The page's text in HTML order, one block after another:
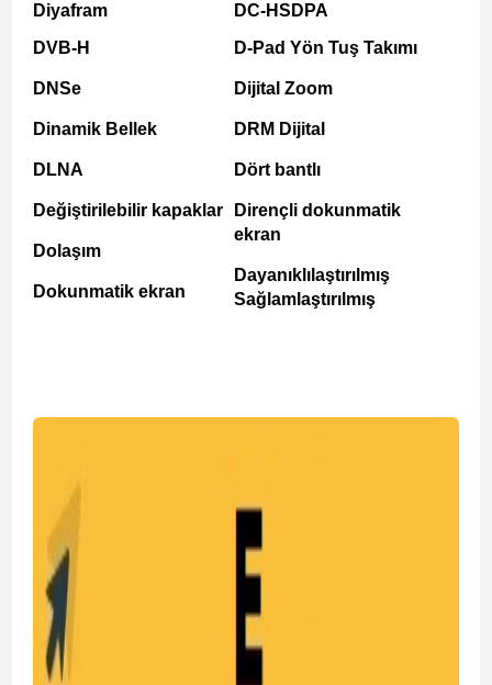
Diyafram
DVB-H
DNSe
Dinamik Bellek
DLNA
Değiştirilebilir kapaklar
Dolaşım
Dokunmatik ekran
DC-HSDPA
D-Pad Yön Tuş Takımı
Dijital Zoom
DRM Dijital
Dört bantlı
Dirençli dokunmatik
ekran
Dayanıklılaştırılmış
Sağlamlaştırılmış